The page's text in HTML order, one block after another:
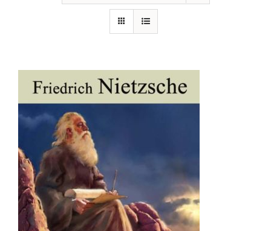
AJOUTER AU PANIER DÉTAILS